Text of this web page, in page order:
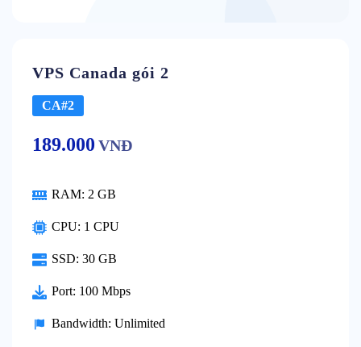
VPS Canada gói 2
CA#2
189.000 VNĐ
RAM: 2 GB
CPU: 1 CPU
SSD: 30 GB
Port: 100 Mbps
Bandwidth: Unlimited